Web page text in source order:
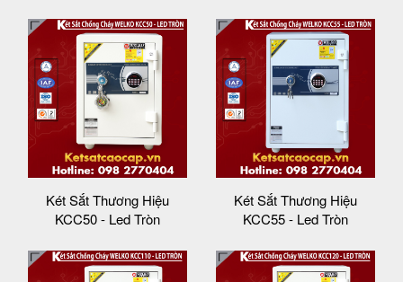
Két Sắt Thương Hiệu
KCC50 - Led Tròn
Két Sắt Thương Hiệu
KCC55 - Led Tròn